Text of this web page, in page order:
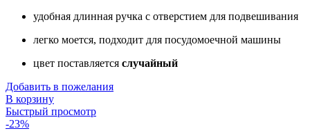
удобная длинная ручка с отверстием для подвешивания
легко моется, подходит для посудомоечной машины
цвет поставляется случайный
Добавить в пожелания
В корзину
Быстрый просмотр
-23%